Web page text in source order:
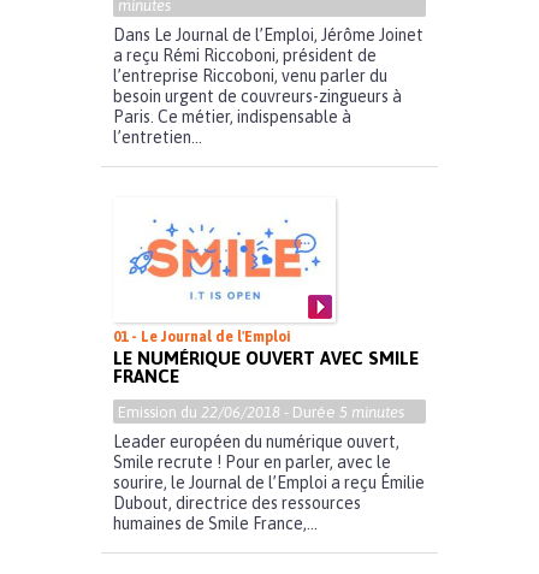
minutes
Dans Le Journal de l’Emploi, Jérôme Joinet
a reçu Rémi Riccoboni, président de
l’entreprise Riccoboni, venu parler du
besoin urgent de couvreurs-zingueurs à
Paris. Ce métier, indispensable à
l’entretien...
01 - Le Journal de l'Emploi
LE NUMÉRIQUE OUVERT AVEC SMILE
FRANCE
Emission du 22/06/2018 - Durée 5 minutes
Leader européen du numérique ouvert,
Smile recrute ! Pour en parler, avec le
sourire, le Journal de l’Emploi a reçu Émilie
Dubout, directrice des ressources
humaines de Smile France,...